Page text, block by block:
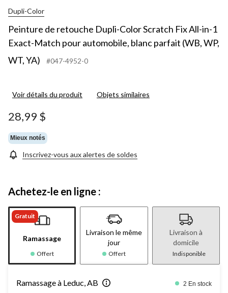
Dupli-Color
Peinture de retouche Dupli-Color Scratch Fix All-in-1
Exact-Match pour automobile, blanc parfait (WB, WP,
WT, YA)
#047-4952-0
Voir détails du produit Objets similaires
28,99 $
Mieux notés
Inscrivez-vous aux alertes de soldes
Achetez-le en ligne :
Gratuit
Ramassage
Offert
Livraison le même
jour
Offert
Livraison à
domicile
Indisponible
Ramassage à Leduc, AB 2 En stock